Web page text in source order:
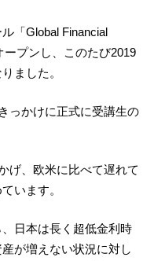
「Global Financial
ープンし、このたび2019
ました。
っかけに正式に受講生の
げ、欧米に比べて遅れて
います。
日本は長く超低金利時
が増えない状況に対し